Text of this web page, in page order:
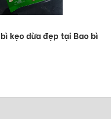
kẹo dừa đẹp tại Bao bì